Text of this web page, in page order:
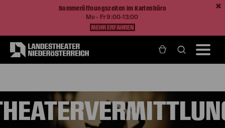
Sommeröffnungszeiten im Kartenbüro
Mo - Fr 9:00-13:00
MEHR ERFAHREN